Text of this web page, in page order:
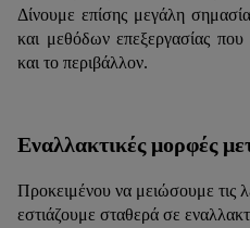
Δίνουμε επίσης μεγάλη
και μεθόδων επεξεργασίας που
και το περιβάλλον.
Εναλλακτικές μορφές
Προκειμένου να μειώσουμε τις
εστιάζουμε σταθερά σε